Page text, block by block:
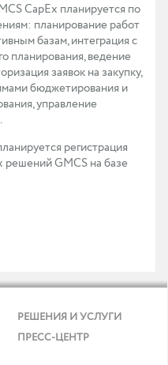
CapEx планируется по
планирование работ
базам, интеграция с
планирования, ведение
заявок на закупку,
бюджетирования и
управление
регистрация
GMCS на базе
РЕШЕНИЯ И УСЛУГИ
ПРЕСС-ЦЕНТР